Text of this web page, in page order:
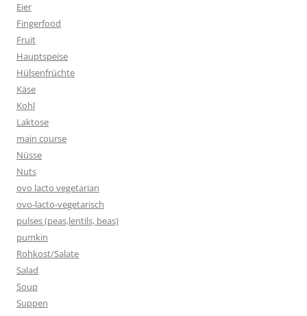
Eier
Fingerfood
Fruit
Hauptspeise
Hülsenfrüchte
Käse
Kohl
Laktose
main course
Nüsse
Nuts
ovo lacto vegetarian
ovo-lacto-vegetarisch
pulses (peas,lentils, beas)
pumkin
Rohkost/Salate
Salad
Soup
Suppen